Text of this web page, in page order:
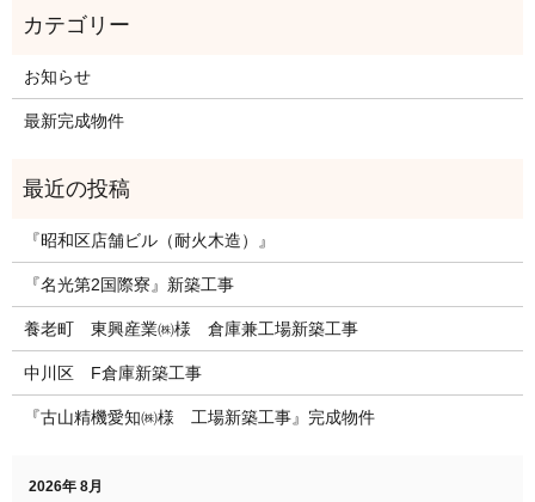
お知らせ
最新完成物件
『昭和区店舗ビル（耐火木造）』
『名光第2国際寮』新築工事
養老町 東興産業㈱様 倉庫兼工場新築工事
中川区 F倉庫新築工事
『古山精機愛知㈱様 工場新築工事』完成物件
2026年 8月